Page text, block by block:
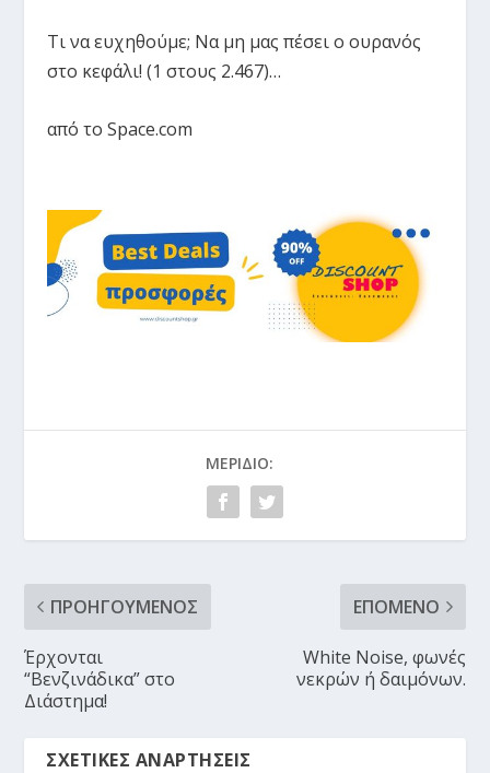
Τι να ευχηθούμε; Να μη μας πέσει ο ουρανός
στο κεφάλι! (1 στους 2.467)…
από το Space.com
ΜΕΡΊΔΙΟ:
ΠΡΟΗΓΟΎΜΕΝΟΣ
Έρχονται
“Bενζινάδικα” στο
Διάστημα!
ΕΠΌΜΕΝΟ
White Noise, φωνές
νεκρών ή δαιμόνων.
ΣΧΕΤΙΚΈΣ ΑΝΑΡΤΉΣΕΙΣ